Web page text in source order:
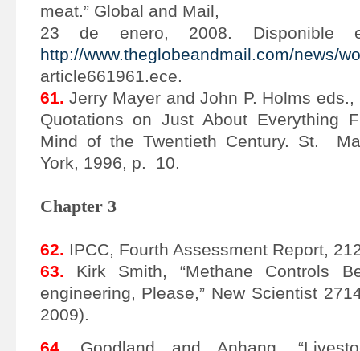
meat.” Global and Mail,
23 de enero, 2008. Disponible
http://www.theglobeandmail.com/news/
article661961.ece.
61. Jerry Mayer and John P. Holms
Quotations on Just About Everything
Mind of the Twentieth Century. St.
York, 1996, p. 10.
Chapter 3
62. IPCC, Fourth Assessment Report,
63. Kirk Smith, “Methane Controls
engineering, Please,” New Scientist
2009).